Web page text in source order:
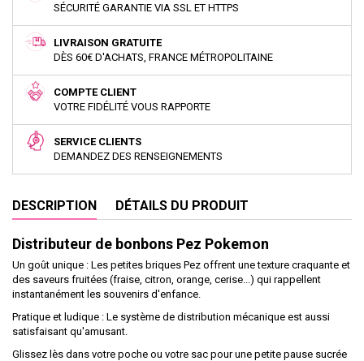
SÉCURITÉ GARANTIE VIA SSL ET HTTPS
LIVRAISON GRATUITE
DÈS 60€ D'ACHATS, FRANCE MÉTROPOLITAINE
COMPTE CLIENT
VOTRE FIDÉLITÉ VOUS RAPPORTE
SERVICE CLIENTS
DEMANDEZ DES RENSEIGNEMENTS
DESCRIPTION DÉTAILS DU PRODUIT
Distributeur de bonbons Pez Pokemon
Un goût unique : Les petites briques Pez offrent une texture craquante et
des saveurs fruitées (fraise, citron, orange, cerise...) qui rappellent
instantanément les souvenirs d'enfance.
Pratique et ludique : Le système de distribution mécanique est aussi
satisfaisant qu'amusant.
Glissez lès dans votre poche ou votre sac pour une petite pause sucrée